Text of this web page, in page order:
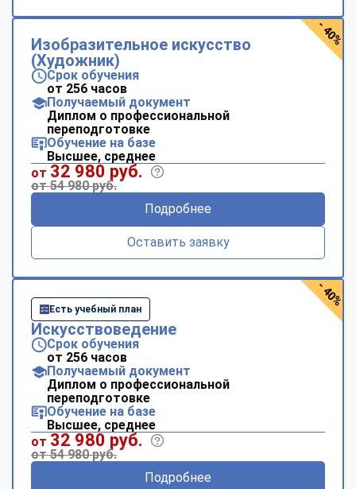
Изобразительное искусство
(Художник)
Срок обучения
от 256 часов
Получаемый документ
Диплом о профессиональной
переподготовке
Обучение на базе
Высшее, среднее
от 32 980 руб.
от 54 980 руб.
Подробнее
Оставить заявку
- 40%
Есть учебный план
Искусствоведение
Срок обучения
от 256 часов
Получаемый документ
Диплом о профессиональной
переподготовке
Обучение на базе
Высшее, среднее
от 32 980 руб.
от 54 980 руб.
Подробнее
- 40%